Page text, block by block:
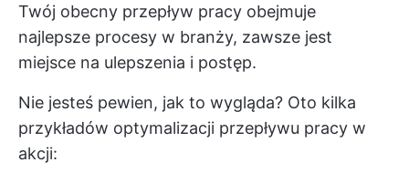
Twój obecny przepływ pracy obejmuje
najlepsze procesy w branży, zawsze jest
miejsce na ulepszenia i postęp.
Nie jesteś pewien, jak to wygląda? Oto kilka
przykładów optymalizacji przepływu pracy w
akcji: